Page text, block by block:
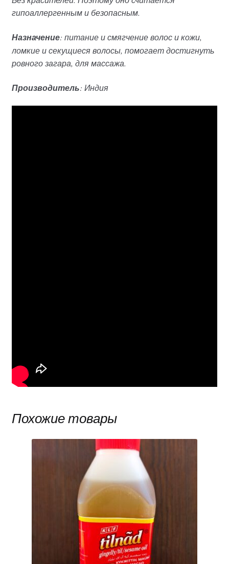
гипоаллергенным и безопасным.
Назначение: питание и смягчение волос и кожи,
ломкие и секущиеся волосы, помогает достигнуть
ровного загара, для массажа.
Производитель: Индия
Похожие товары